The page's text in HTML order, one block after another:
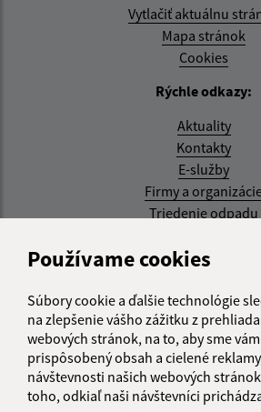
Používame cookies
Súbory cookie a ďalšie technológie
na zlepšenie vášho zážitku z
webových stránok, na to, aby sme
prispôsobený obsah a cielené
návštevnosti našich webových
toho, odkiaľ naši návštevníci
Vytlačiť aktuálnu
Mapa stránok
Cookies
Rýchle odkazy:
Aktuality
Kontakty
E-služby
Firmy a
Triedenie odpadu
Aktualizované:
RSS
Správca obsahu:
Správca obsahu je Obec
Vytvorené v súlade sJednotným